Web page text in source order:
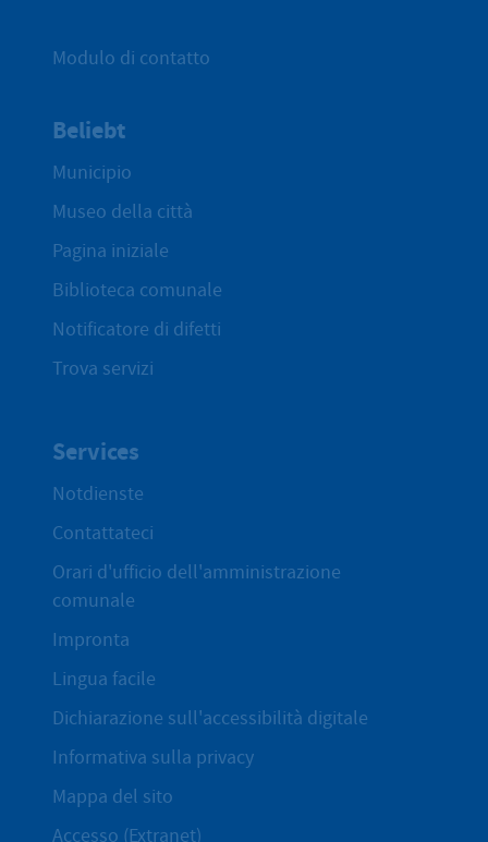
Modulo di contatto
Beliebt
Municipio
Museo della città
Pagina iniziale
Biblioteca comunale
Notificatore di difetti
Trova servizi
Services
Notdienste
Contattateci
Orari d'ufficio dell'amministrazione
comunale
Impronta
Lingua facile
Dichiarazione sull'accessibilità digitale
Informativa sulla privacy
Mappa del sito
Accesso (Extranet)